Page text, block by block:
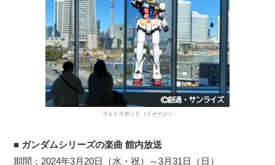
フォトスポット（イメージ）
■ ガンダムシリーズの楽曲 館内放送
期間：2024年3月20日（水・祝）～3月31日（日）